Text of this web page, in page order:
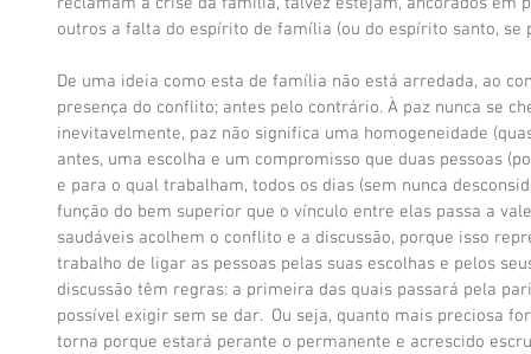
outros a falta do espírito de família (ou do espírito santo,
De uma ideia como esta de família não está arredada, ao
presença do conflito; antes pelo contrário. À paz nunca se
inevitavelmente, paz não significa uma homogeneidade
antes, uma escolha e um compromisso que duas pessoas
e para o qual trabalham, todos os dias (sem nunca
função do bem superior que o vínculo entre elas passa a
saudáveis acolhem o conflito e a discussão, porque isso
trabalho de ligar as pessoas pelas suas escolhas e pelos
discussão têm regras: a primeira das quais passará pela
possível exigir sem se dar.  Ou seja, quanto mais preciosa
torna porque estará perante o permanente e acrescido